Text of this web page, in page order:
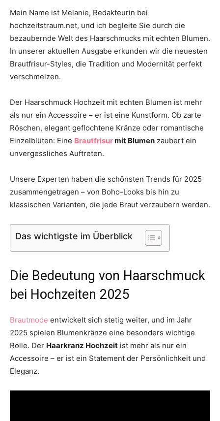
Hochzeit
Mein Name ist Melanie, Redakteurin bei
hochzeitstraum.net, und ich begleite Sie durch die
bezaubernde Welt des Haarschmucks mit echten Blumen.
In unserer aktuellen Ausgabe erkunden wir die neuesten
Brautfrisur-Styles, die Tradition und Modernität perfekt
verschmelzen.
Der Haarschmuck Hochzeit mit echten Blumen ist mehr
als nur ein Accessoire – er ist eine Kunstform. Ob zarte
Röschen, elegant geflochtene Kränze oder romantische
Einzelblüten: Eine Brautfrisurmit Blumen zaubert ein
unvergessliches Auftreten.
Unsere Experten haben die schönsten Trends für 2025
zusammengetragen – von Boho-Looks bis hin zu
klassischen Varianten, die jede Braut verzaubern werden.
Das wichtigste im Überblick
Die Bedeutung von Haarschmuck
bei Hochzeiten 2025
Brautmode entwickelt sich stetig weiter, und im Jahr
2025 spielen Blumenkränze eine besonders wichtige
Rolle. Der Haarkranz Hochzeit ist mehr als nur ein
Accessoire – er ist ein Statement der Persönlichkeit und
Eleganz.